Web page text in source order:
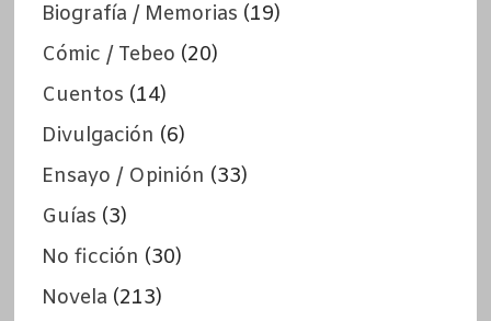
Biografía / Memorias (19)
Cómic / Tebeo (20)
Cuentos (14)
Divulgación (6)
Ensayo / Opinión (33)
Guías (3)
No ficción (30)
Novela (213)